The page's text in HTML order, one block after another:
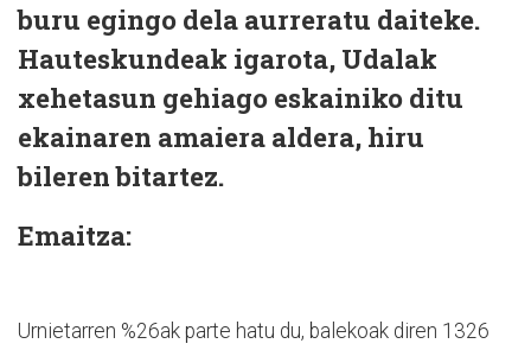
buru egingo dela aurreratu daiteke.
Hauteskundeak igarota, Udalak
xehetasun gehiago eskainiko ditu
ekainaren amaiera aldera, hiru
bileren bitartez.
Emaitza:
Urnietarren %26ak parte hatu du, balekoak diren 1326